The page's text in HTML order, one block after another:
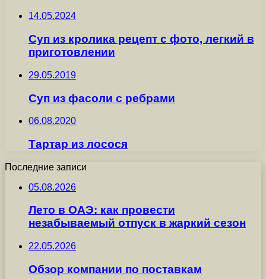
14.05.2024
Суп из кролика рецепт с фото, легкий в
приготовлении
29.05.2019
Суп из фасоли с ребрами
06.08.2020
Тартар из лосося
Последние записи
05.08.2026
Лето в ОАЭ: как провести
незабываемый отпуск в жаркий сезон
22.05.2026
Обзор компании по поставкам